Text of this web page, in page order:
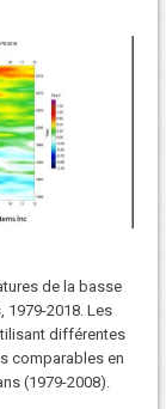
de la basse
1979-2018. Les
différentes
comparables en
(1979-2008).